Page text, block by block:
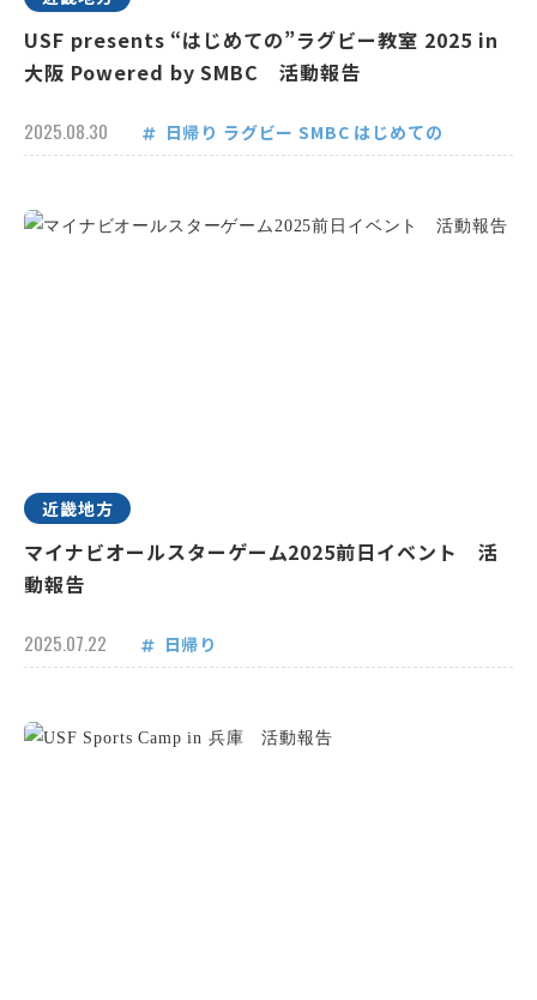
USF presents “はじめての”ラグビー教室 2025 in
大阪 Powered by SMBC 活動報告
2025.08.30 日帰り ラグビー SMBC はじめての
近畿地方
マイナビオールスターゲーム2025前日イベント 活
動報告
2025.07.22 日帰り